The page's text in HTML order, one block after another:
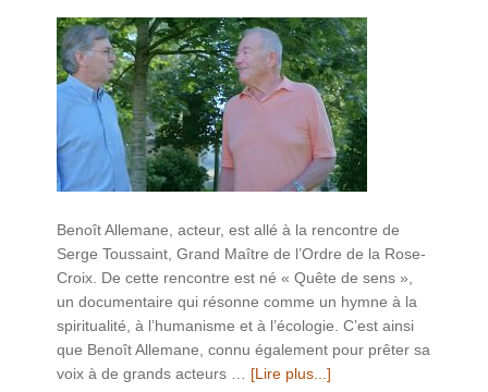
Benoît Allemane, acteur, est allé à la rencontre de
Serge Toussaint, Grand Maître de l’Ordre de la Rose-
Croix. De cette rencontre est né « Quête de sens »,
un documentaire qui résonne comme un hymne à la
spiritualité, à l’humanisme et à l’écologie. C’est ainsi
que Benoît Allemane, connu également pour prêter sa
voix à de grands acteurs … [Lire plus...]